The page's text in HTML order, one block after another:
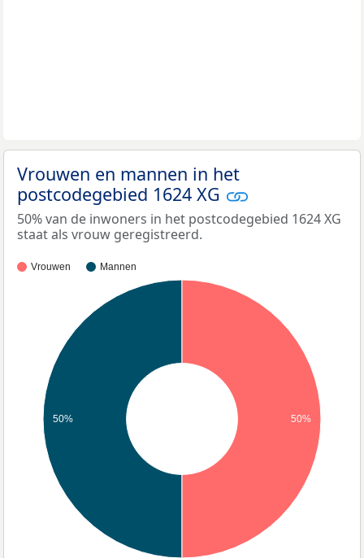
Vrouwen en mannen in het
postcodegebied 1624 XG
50% van de inwoners in het postcodegebied 1624 XG
staat als vrouw geregistreerd.
Vrouwen Mannen
50% 50%